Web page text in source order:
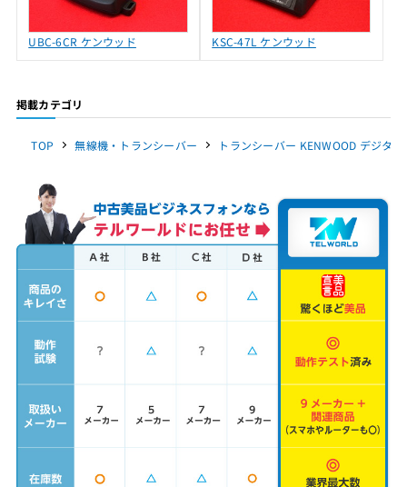
UBC-6CR ケンウッド KSC-47L ケンウッド
掲載カテゴリ
TOP 無線機・トランシーバー トランシーバー KENWOOD デジタ